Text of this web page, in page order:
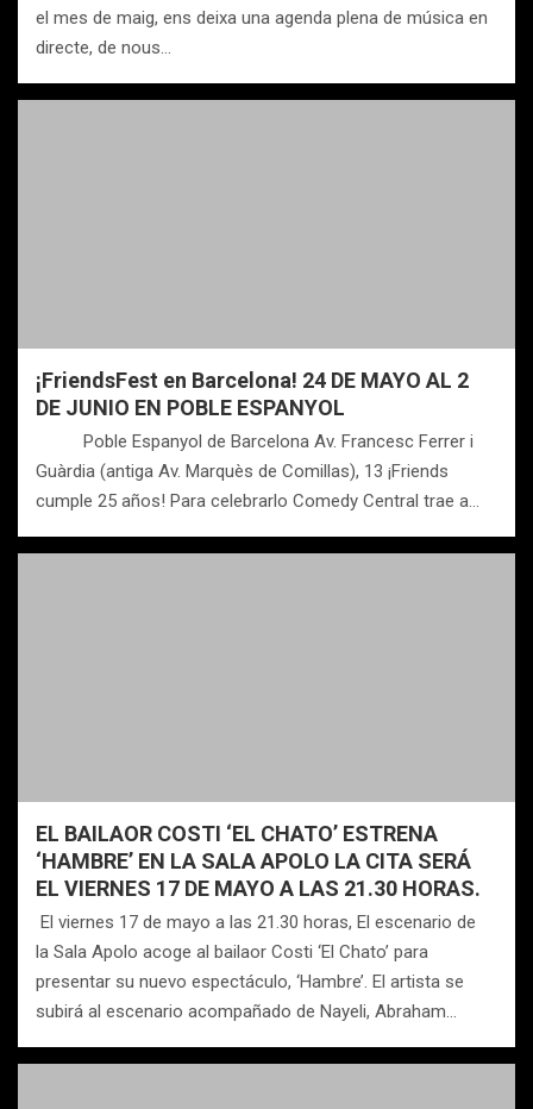
el mes de maig, ens deixa una agenda plena de música en
directe, de nous…
¡FriendsFest en Barcelona! 24 DE MAYO AL 2
DE JUNIO EN POBLE ESPANYOL
Poble Espanyol de Barcelona Av. Francesc Ferrer i
Guàrdia (antiga Av. Marquès de Comillas), 13 ¡Friends
cumple 25 años! Para celebrarlo Comedy Central trae a…
EL BAILAOR COSTI ‘EL CHATO’ ESTRENA
‘HAMBRE’ EN LA SALA APOLO LA CITA SERÁ
EL VIERNES 17 DE MAYO A LAS 21.30 HORAS.
El viernes 17 de mayo a las 21.30 horas, El escenario de
la Sala Apolo acoge al bailaor Costi ‘El Chato’ para
presentar su nuevo espectáculo, ‘Hambre’. El artista se
subirá al escenario acompañado de Nayeli, Abraham…